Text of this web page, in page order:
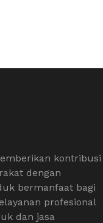
kontribusi
dengan
bermanfaat bagi
profesional
dan jasa